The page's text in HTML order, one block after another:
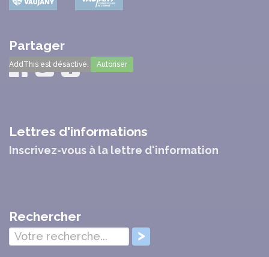
Partager
AddThis est désactivé. Autoriser
Lettres d'informations
Inscrivez-vous à la lettre d'information
Rechercher